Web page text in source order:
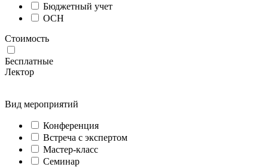
Бюджетный учет
ОСН
Стоимость
Бесплатные
Лектор
Вид мероприятий
Конференция
Встреча с экспертом
Мастер-класс
Семинар